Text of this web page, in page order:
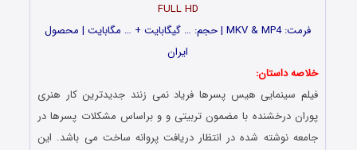
FULL HD
فرمت: MKV & MP4 | حجم: … گیگابایت + … مگابایت | محصول
ایران
خلاصه داستان:
فیلم سینمایی هیس پسرها فریاد نمی زنند جدیدترین کار هنری
پوران درخشنده با مضمون تربیتی و و براساس مشکلات پسرها در
جامعه نوشته شده در انتظار دریافت پروانه ساخت می باشد. این